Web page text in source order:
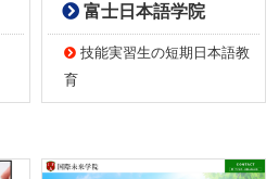
富士日本語学院
技能実習生の短期日本語教
育